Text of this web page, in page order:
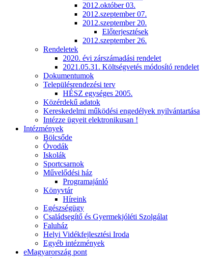
2012.október 03.
2012.szeptember 07.
2012.szeptember 20.
Előterjesztések
2012.szeptember 26.
Rendeletek
2020. évi zárszámadási rendelet
2021.05.31. Költségvetés módosító rendelet
Dokumentumok
Településrendezési terv
HÉSZ egységes 2005.
Közérdekű adatok
Kereskedelmi működési engedélyek nyilvántartása
Intézze ügyeit elektronikusan !
Intézmények
Bölcsőde
Óvodák
Iskolák
Sportcsarnok
Művelődési ház
Programajánló
Könyvtár
Híreink
Egészségügy
Családsegítő és Gyermekjóléti Szolgálat
Faluház
Helyi Vidékfejlesztési Iroda
Egyéb intézmények
eMagyarország pont